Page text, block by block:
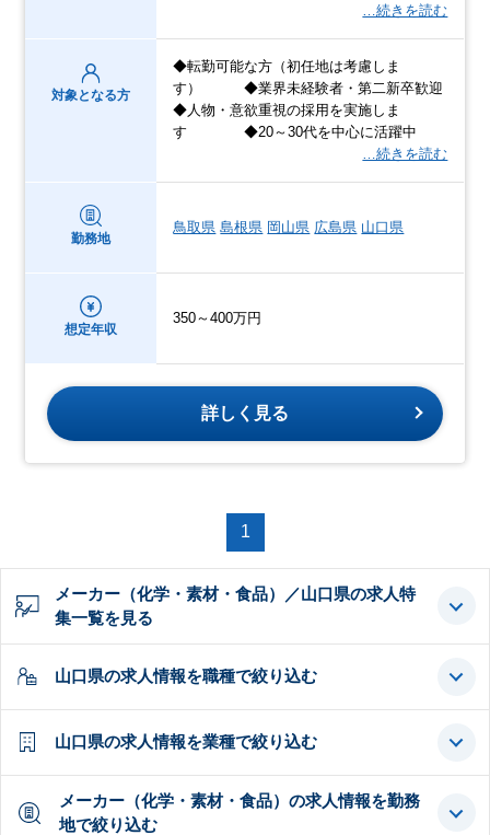
…続きを読む
対象となる方
◆転勤可能な方（初任地は考慮しま
す） ◆業界未経験者・第二新卒歓迎
◆人物・意欲重視の採用を実施しま
す ◆20～30代を中心に活躍中
…続きを読む
勤務地
鳥取県 島根県 岡山県 広島県 山口県
想定年収
350～400万円
詳しく見る
1
メーカー（化学・素材・食品）／山口県の求人特
集一覧を見る
山口県の求人情報を職種で絞り込む
山口県の求人情報を業種で絞り込む
メーカー（化学・素材・食品）の求人情報を勤務
地で絞り込む